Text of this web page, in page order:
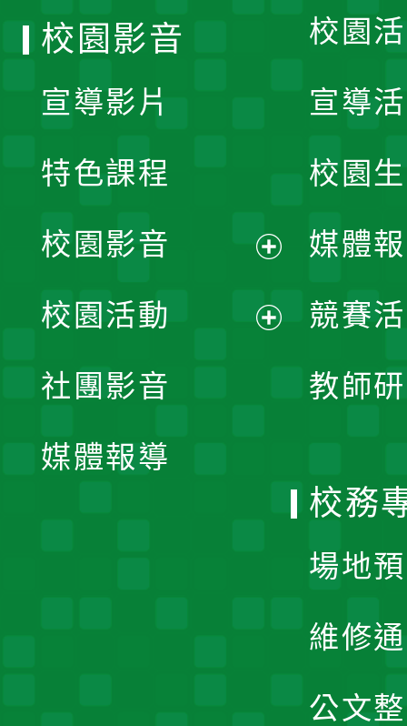
校園
宣導
校園
媒體
競賽
教師
校園影音
宣導影片
特色課程
校園影音
開
校園活動
社團影音
媒體報導
校務
場地
維修
公文